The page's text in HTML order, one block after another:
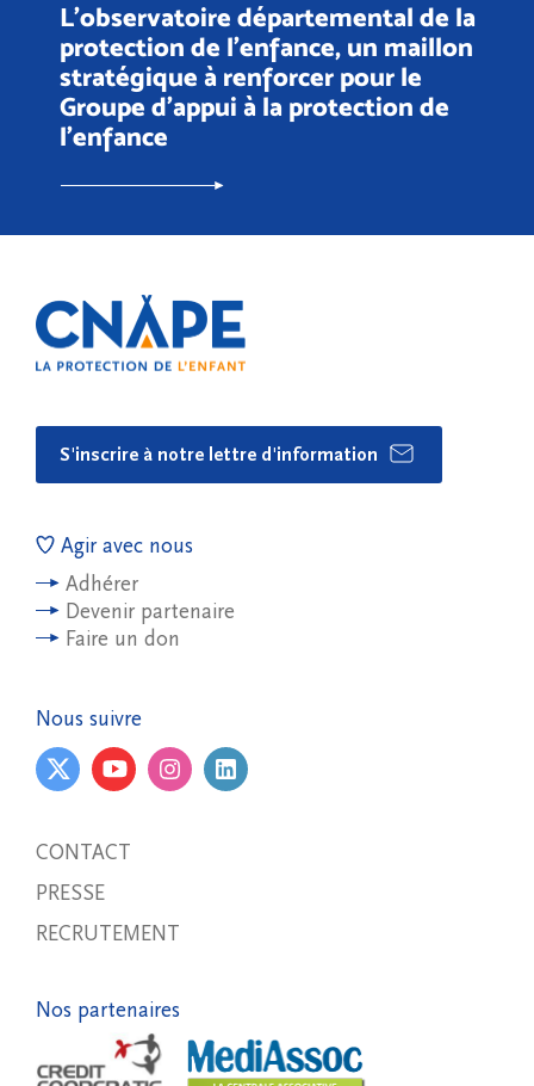
L’observatoire départemental de la
protection de l'enfance, un maillon
stratégique à renforcer pour le
Groupe d’appui à la protection de
l’enfance
S'inscrire à notre lettre d'information
Agir avec nous
Adhérer
Devenir partenaire
Faire un don
Nous suivre
CONTACT
PRESSE
RECRUTEMENT
Nos partenaires